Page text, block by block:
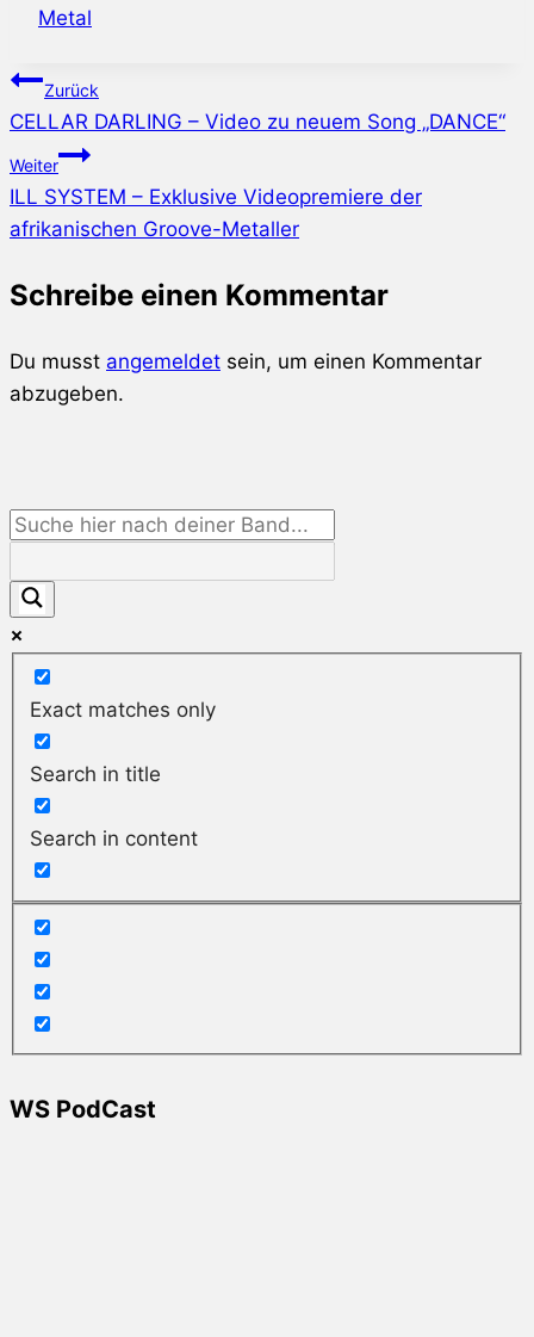
Metal
Beitragsnavigation
Zurück
CELLAR DARLING – Video zu neuem Song „DANCE“
Weiter
ILL SYSTEM – Exklusive Videopremiere der
afrikanischen Groove-Metaller
Schreibe einen Kommentar
Du musst angemeldet sein, um einen Kommentar
abzugeben.
Exact matches only
Search in title
Search in content
WS PodCast